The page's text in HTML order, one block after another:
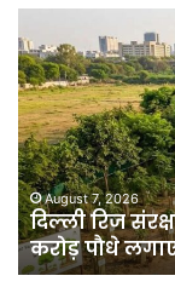
मेगा योजना, एक